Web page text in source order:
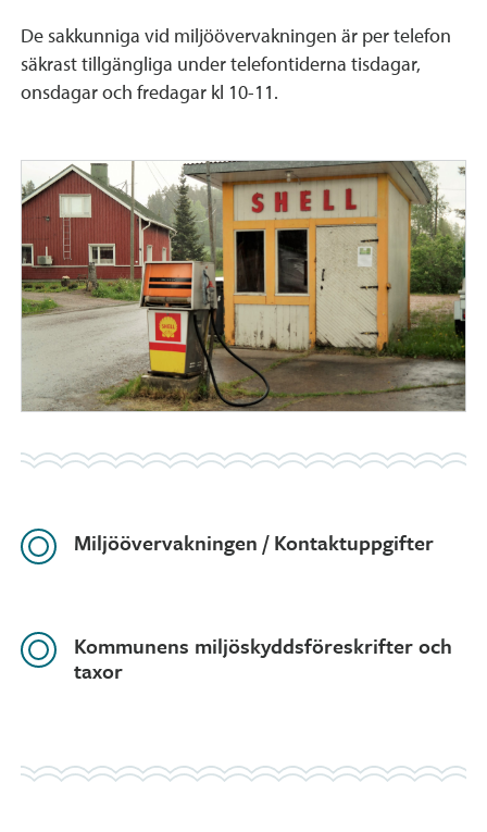
De sakkunniga vid miljöövervakningen är per telefon
säkrast tillgängliga under telefontiderna tisdagar,
onsdagar och fredagar kl 10-11.
Miljöövervakningen / Kontaktuppgifter
Kommunens miljöskyddsföreskrifter och
taxor